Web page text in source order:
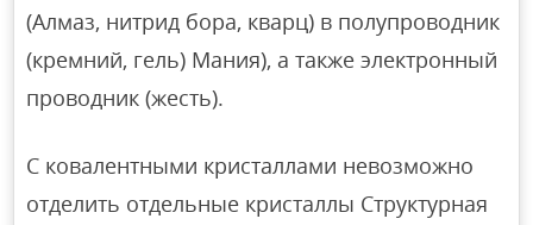
(Алмаз, нитрид бора, кварц) в полупроводник
(кремний, гель) Мания), а также электронный
проводник (жесть).
С ковалентными кристаллами невозможно
отделить отдельные кристаллы Структурная